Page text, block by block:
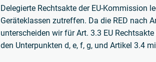
Delegierte Rechtsakte der EU-Kommission
Geräteklassen zutreffen. Da die RED nach
unterscheiden wir für Art. 3.3 EU
den Unterpunkten d, e, f, g, und Artikel 3.4